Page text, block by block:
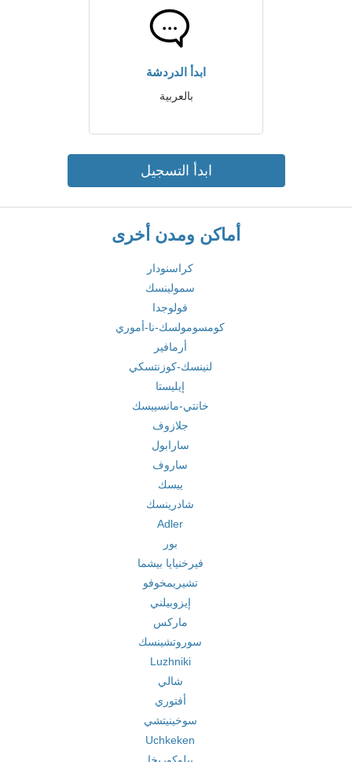
ابدأ الدردشة
بالعربية
ابدأ التسجيل
أماكن ومدن أخرى
كراسنودار
سمولينسك
فولوجدا
كومسومولسك-نا-أموري
أرمافير
لنينسك-كوزنتسكي
إيليستا
خانتي-مانسييسك
جلازوف
سارابول
ساروف
ييسك
شادرينسك
Adler
بور
فيرخنيايا بيشما
تشيريمخوفو
إيزوبيلني
ماركس
سوروتشينسك
Luzhniki
شالي
أفتوري
سوخينيتشي
Uchkeken